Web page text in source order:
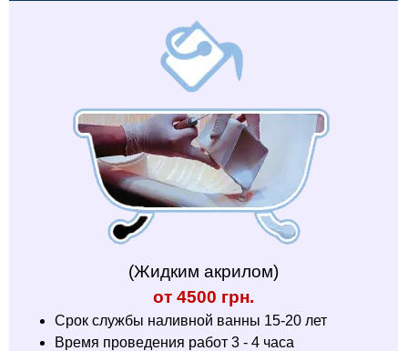
(Жидким акрилом)
от 4500 грн.
Срок службы наливной ванны 15-20 лет
Время проведения работ 3 - 4 часа